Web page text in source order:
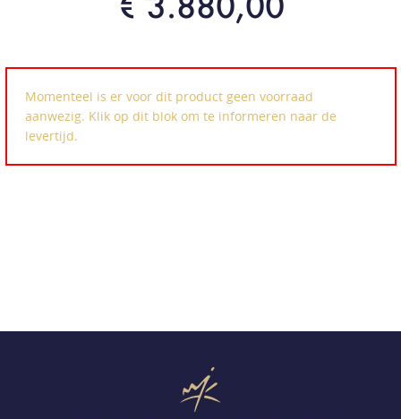
Momenteel is er voor dit product geen voorraad
aanwezig. Klik op dit blok om te informeren naar de
levertijd.